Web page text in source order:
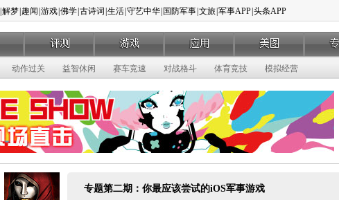
解梦 趣闻 游戏 佛学 古诗词 生活 守艺中华 国防军事 文旅 军事APP 头条APP
动作过关 益智休闲 赛车竞速 对战格斗 体育竞技 模拟经营
专题第二期：你最应该尝试的iOS军事游戏